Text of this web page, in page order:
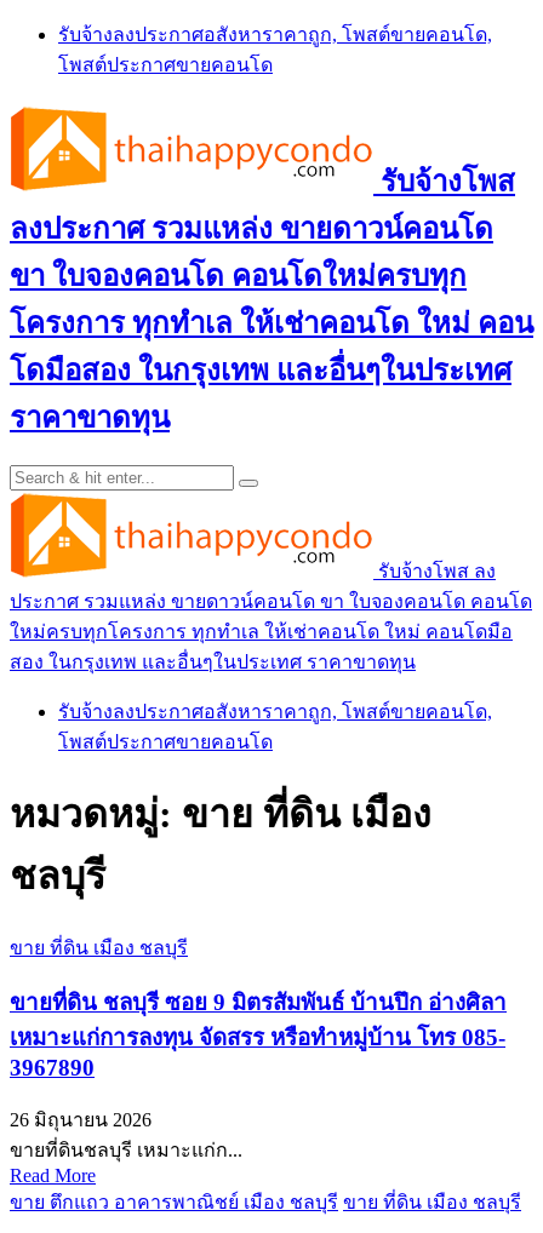
Skip
content
รับจ้างลงประกาศอสังหาราคาถูก, โพสต์ขายคอนโด,
โพสต์ประกาศขายคอนโด
รับจ้างโพส
ลงประกาศ รวมแหล่ง ขายดาวน์คอนโด
ขา ใบจองคอนโด คอนโดใหม่ครบทุก
โครงการ ทุกทำเล ให้เช่าคอนโด ใหม่ คอน
โดมือสอง ในกรุงเทพ และอื่นๆในประเทศ
ราคาขาดทุน
รับจ้างโพส ลง
ประกาศ รวมแหล่ง ขายดาวน์คอนโด ขา ใบจองคอนโด คอนโด
ใหม่ครบทุกโครงการ ทุกทำเล ให้เช่าคอนโด ใหม่ คอนโดมือ
สอง ในกรุงเทพ และอื่นๆในประเทศ ราคาขาดทุน
รับจ้างลงประกาศอสังหาราคาถูก, โพสต์ขายคอนโด,
โพสต์ประกาศขายคอนโด
หมวดหมู่: ขาย ที่ดิน เมือง
ชลบุรี
ขาย ที่ดิน เมือง ชลบุรี
ขายที่ดิน ชลบุรี ซอย 9 มิตรสัมพันธ์ บ้านปึก อ่างศิลา
เหมาะแก่การลงทุน จัดสรร หรือทำหมู่บ้าน โทร 085-
3967890
26 มิถุนายน 2026
ขายที่ดินชลบุรี เหมาะแก่ก...
Read More
ขาย ตึกแถว อาคารพาณิชย์ เมือง ชลบุรี ขาย ที่ดิน เมือง ชลบุรี